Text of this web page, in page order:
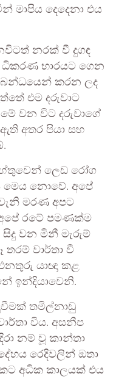
මාපිය දෙදෙනා එය
නරක් වී දුගඳ
භාරයට ගෙන
කරන ලද
එම දරුවාට
වන විට දරුවාගේ
අතර පියා සහ
ලෙඩ රෝග
නොවේ. අපේ
මරණ අපට
රටේ පමණක්ම
වන මිනී මැරුම්
වාර්තා වී
යාඥා කළ
ඉන්දියාවෙනි.
තමිල්නාඩු
විය. අසනීප
නම් වූ කාන්තා
රෙදිවලින් ඔතා
අධික කාලයක් එය